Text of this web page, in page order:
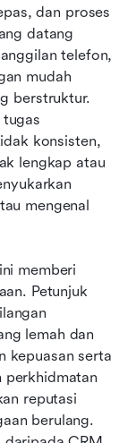
dan proses
datang
telefon,
mudah
berstruktur.
tugas
konsisten,
lengkap atau
mengenal
memberi
Petunjuk
lemah dan
kepuasan serta
perkhidmatan
reputasi
berulang.